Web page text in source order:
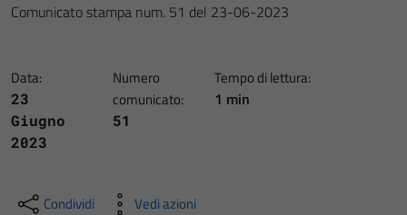
Comunicato stampa num. 51 del 23-06-2023
Data:
23
Giugno
2023
Numero
comunicato:
51
Tempo di lettura:
1 min
Condividi Vedi azioni